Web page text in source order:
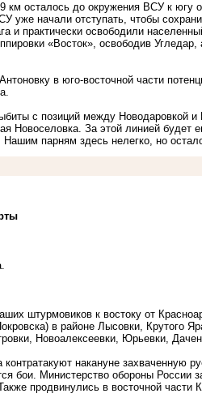
осталось до окружения ВСУ к югу
уже начали отступать, чтобы
и практически освободили
«Восток», освободив
в юго-восточной части
с позиций между Новодаровкой
Новоселовка. За этой линией
парням здесь нелегко, но
штурмовиков к востоку от
в районе Лысовки, Крутого
Новоалексеевки, Юрьевки,
контратакуют накануне захваченную
бои. Министерство обороны России
продвинулись в восточной части